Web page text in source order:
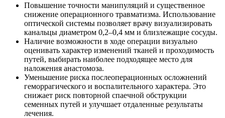
Повышение точности манипуляций и существенное
снижение операционного травматизма. Использование
оптической системы позволяет врачу визуализировать
канальцы диаметром 0,2–0,4 мм и близлежащие сосуды.
Наличие возможности в ходе операции визуально
оценивать характер изменений тканей и проходимость
путей, выбирать наиболее подходящее место для
наложения анастомоза.
Уменьшение риска послеоперационных осложнений
геморрагического и воспалительного характера. Это
снижает риск повторной спаечной обструкции
семенных путей и улучшает отдаленные результаты
лечения.